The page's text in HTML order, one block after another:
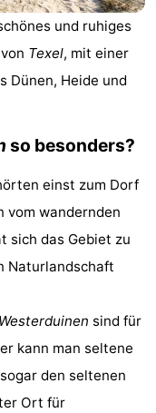
und ruhiges
Texel, mit einer
Dünen, Heide und
so besonders?
einst zum Dorf
vom wandernden
sich das Gebiet zu
Naturlandschaft
Westerduinen sind für
kann man seltene
den seltenen
Ort für